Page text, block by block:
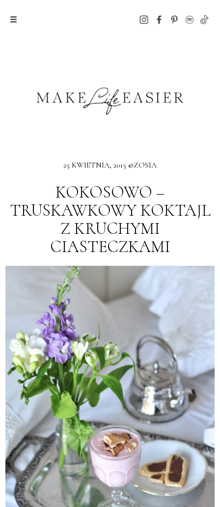
25 KWIETNIA, 2015 @ZOSIA
KOKOSOWO –
TRUSKAWKOWY KOKTAJL
Z KRUCHYMI
CIASTECZKAMI